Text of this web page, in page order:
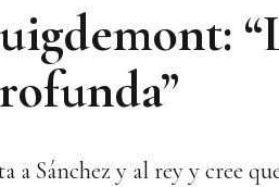
a Sánchez y al rey y cree